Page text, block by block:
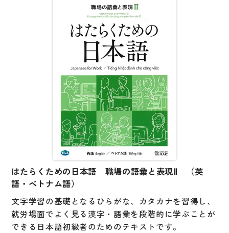
はたらくための日本語 職場の語彙と表現Ⅱ （英
語・ベトナム語）
文字学習の基礎となるひらがな、カタカナを習得し、
就労場面でよく見る漢字・語彙を段階的に学ぶことが
できる日本語初級者のためのテキストです。